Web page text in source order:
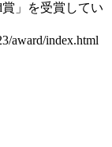
賞」を受賞してい
award/index.html